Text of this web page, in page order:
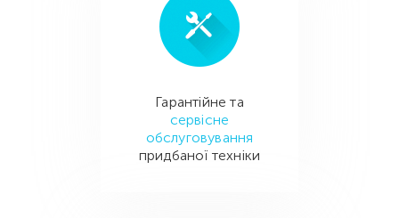
Гарантійне та
сервісне
обслуговування
придбаної техніки